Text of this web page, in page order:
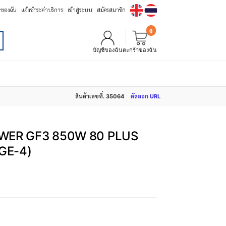
องฉัน แจ้งชำระค่าบริการ เข้าสู่ระบบ สมัครสมาชิก
บัญชีของฉันตะกร้าของฉัน
0
สินค้าเลขที่. 35064 คัดลอก URL
GF3 850W 80 PLUS
4)